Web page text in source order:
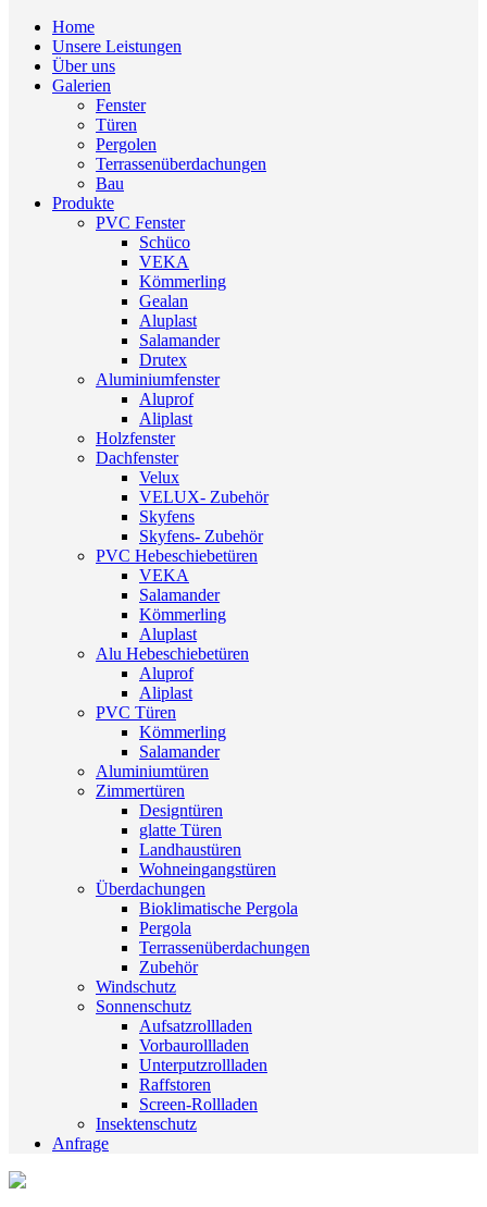
Home
Unsere Leistungen
Über uns
Galerien
Fenster
Türen
Pergolen
Terrassenüberdachungen
Bau
Produkte
PVC Fenster
Schüco
VEKA
Kömmerling
Gealan
Aluplast
Salamander
Drutex
Aluminiumfenster
Aluprof
Aliplast
Holzfenster
Dachfenster
Velux
VELUX- Zubehör
Skyfens
Skyfens- Zubehör
PVC Hebeschiebetüren
VEKA
Salamander
Kömmerling
Aluplast
Alu Hebeschiebetüren
Aluprof
Aliplast
PVC Türen
Kömmerling
Salamander
Aluminiumtüren
Zimmertüren
Designtüren
glatte Türen
Landhaustüren
Wohneingangstüren
Überdachungen
Bioklimatische Pergola
Pergola
Terrassenüberdachungen
Zubehör
Windschutz
Sonnenschutz
Aufsatzrollladen
Vorbaurollladen
Unterputzrollladen
Raffstoren
Screen-Rollladen
Insektenschutz
Anfrage